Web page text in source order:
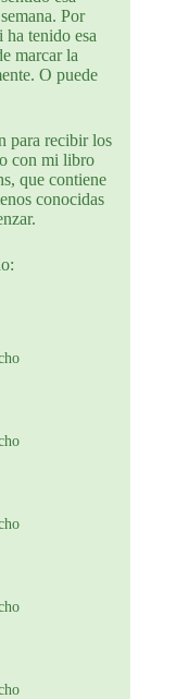
Por
tenido esa
marcar la
O puede
para recibir los
con mi libro
que contiene
conocidas